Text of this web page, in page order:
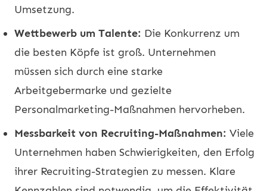
Umsetzung.
Wettbewerb um Talente: Die Konkurrenz um
die besten Köpfe ist groß. Unternehmen
müssen sich durch eine starke
Arbeitgebermarke und gezielte
Personalmarketing-Maßnahmen hervorheben.
Messbarkeit von Recruiting-Maßnahmen: Viele
Unternehmen haben Schwierigkeiten, den Erfolg
ihrer Recruiting-Strategien zu messen. Klare